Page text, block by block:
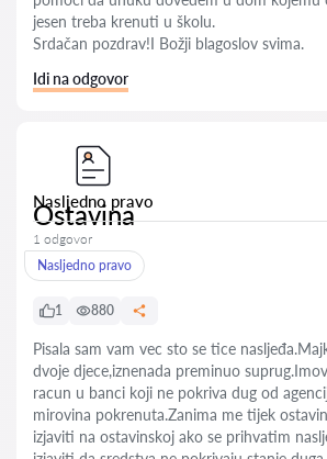
jesen treba krenuti u školu.
Srdačan pozdrav!I Božji blagoslov svima.
Idi na odgovor
Nasljedno pravo
Ostavina
1 odgovor
Nasljedno pravo
1 880
Pisala sam vam vec sto se tice
dvoje djece,iznenada preminuo
racun u banci koji ne pokriva dug od
mirovina pokrenuta.Zanima me tijek
izjaviti na ostavinskoj ako se prihvatim